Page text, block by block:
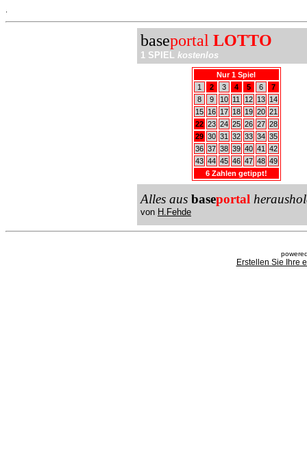
baseportal LOTTO
1 SPIEL kostenlos
Nur 1 Spiel
1
2 3 4 5 6
7
8
9 10 11 12 13
14
15
16 17 18 19 20 21
22 23 24 25 26 27 28
29 30 31 32 33 34 35
36 37 38 39 40 41
42
43 44 45 46 47 48 49
6 Zahlen getippt!
Alles aus baseportal
von H.Fehde
Erstellen Sie Ihre